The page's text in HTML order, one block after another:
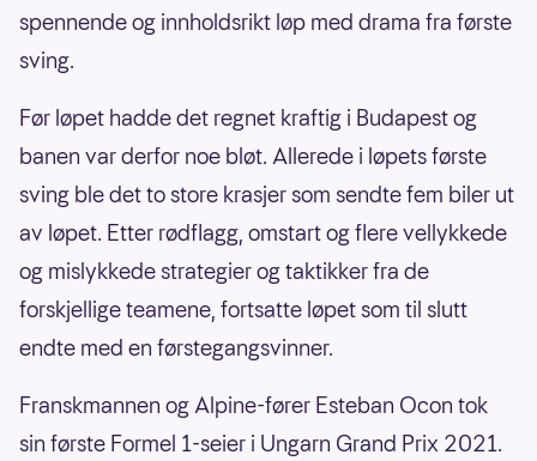
spennende og innholdsrikt løp med drama fra første
sving.
Før løpet hadde det regnet kraftig i Budapest og
banen var derfor noe bløt. Allerede i løpets første
sving ble det to store krasjer som sendte fem biler ut
av løpet. Etter rødflagg, omstart og flere vellykkede
og mislykkede strategier og taktikker fra de
forskjellige teamene, fortsatte løpet som til slutt
endte med en førstegangsvinner.
Franskmannen og Alpine-fører Esteban Ocon tok
sin første Formel 1-seier i Ungarn Grand Prix 2021.